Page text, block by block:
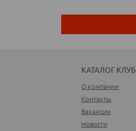
КАТАЛОГ КЛУБ
О компании
Контакты
Вакансии
Новости